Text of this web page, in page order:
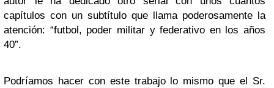
capítulos con un subtítulo que llama poderosamente la
atención: “futbol, poder militar y federativo en los años
40”.
Podríamos hacer con este trabajo lo mismo que el Sr.